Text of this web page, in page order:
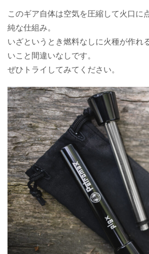
このギア自体は空気を圧縮して火口に
純な仕組み。
いざというとき燃料なしに火種が作れ
いこと間違いなしです。
ぜひトライしてみてください。